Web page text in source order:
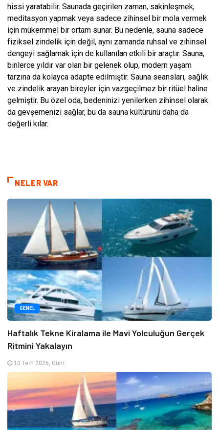
hissi yaratabilir. Saunada geçirilen zaman, sakinleşmek,
meditasyon yapmak veya sadece zihinsel bir mola vermek
için mükemmel bir ortam sunar. Bu nedenle, sauna sadece
fiziksel zindelik için değil, aynı zamanda ruhsal ve zihinsel
dengeyi sağlamak için de kullanılan etkili bir araçtır. Sauna,
binlerce yıldır var olan bir gelenek olup, modern yaşam
tarzına da kolayca adapte edilmiştir. Sauna seansları, sağlık
ve zindelik arayan bireyler için vazgeçilmez bir ritüel haline
gelmiştir. Bu özel oda, bedeninizi yenilerken zihinsel olarak
da gevşemenizi sağlar, bu da sauna kültürünü daha da
değerli kılar.
NELER VAR
GENEL
Haftalık Tekne Kiralama ile Mavi Yolculuğun Gerçek
Ritmini Yakalayın
10 Tem 2026, Cum